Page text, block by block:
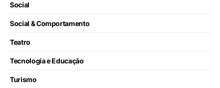
Social
Social & Comportamento
Teatro
Tecnologia e Educação
Turismo